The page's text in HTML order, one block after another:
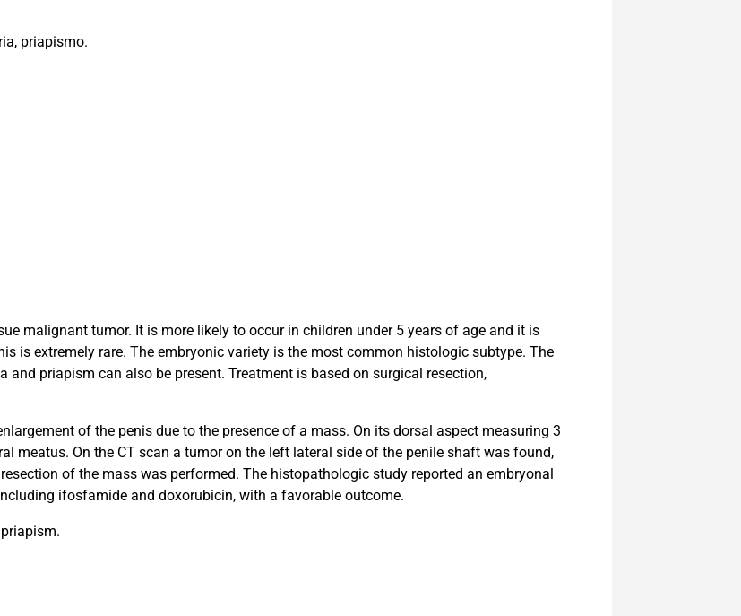
priapismo.
malignant tumor. It is more likely to occur in children under 5 years of age and it is
is extremely rare. The embryonic variety is the most common histologic subtype. The
priapism can also be present. Treatment is based on surgical resection,
of the penis due to the presence of a mass. On its dorsal aspect measuring 3
meatus. On the CT scan a tumor on the left lateral side of the penile shaft was found,
of the mass was performed. The histopathologic study reported an embryonal
ifosfamide and doxorubicin, with a favorable outcome.